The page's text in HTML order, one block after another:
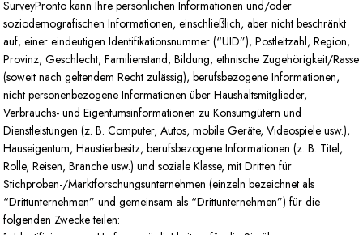
SurveyPronto kann Ihre persönlichen Informationen und/oder
soziodemografischen Informationen, einschließlich, aber nicht beschränkt
auf, einer eindeutigen Identifikationsnummer (“UID”), Postleitzahl, Region,
Provinz, Geschlecht, Familienstand, Bildung, ethnische Zugehörigkeit/Rasse
(soweit nach geltendem Recht zulässig), berufsbezogene Informationen,
nicht personenbezogene Informationen über Haushaltsmitglieder,
Verbrauchs- und Eigentumsinformationen zu Konsumgütern und
Dienstleistungen (z. B. Computer, Autos, mobile Geräte, Videospiele usw.),
Hauseigentum, Haustierbesitz, berufsbezogene Informationen (z. B. Titel,
Rolle, Reisen, Branche usw.) und soziale Klasse, mit Dritten für
Stichproben-/Marktforschungsunternehmen (einzeln bezeichnet als
“Drittunternehmen” und gemeinsam als “Drittunternehmen”) für die
folgenden Zwecke teilen: